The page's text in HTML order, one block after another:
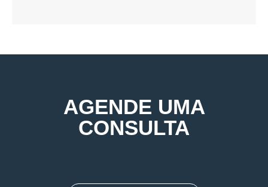
AGENDE UMA
CONSULTA